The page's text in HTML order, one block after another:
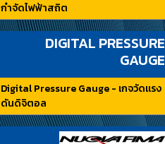
กำจัดไฟฟ้าสถิต
DIGITAL PRESSURE
GAUGE
Digital Pressure Gauge - เกจวัดแรง
ดันดิจิตอล